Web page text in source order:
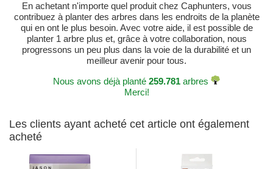
En achetant n'importe quel produit chez Caphunters, vous
contribuez à planter des arbres dans les endroits de la planète
qui en ont le plus besoin. Avec votre aide, il est possible de
planter 1 arbre plus et, grâce à votre collaboration, nous
progressons un peu plus dans la voie de la durabilité et un
meilleur avenir pour tous.
Nous avons déjà planté 259.781 arbres
Merci!
Les clients ayant acheté cet article ont également
acheté